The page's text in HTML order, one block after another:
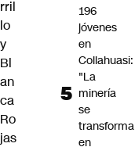
rril
lo
y
Bl
an
ca
Ro
jas
196
jóvenes
en
Collahuasi:
"La
minería
se
transforma
en